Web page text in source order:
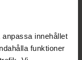
innehållet
funktioner